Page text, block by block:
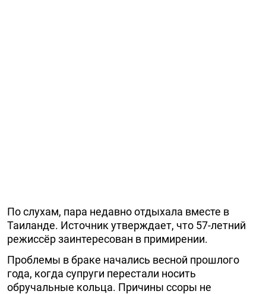
По слухам, пара недавно отдыхала вместе в
Таиланде. Источник утверждает, что 57-летний
режиссёр заинтересован в примирении.
Проблемы в браке начались весной прошлого
года, когда супруги перестали носить
обручальные кольца. Причины ссоры не